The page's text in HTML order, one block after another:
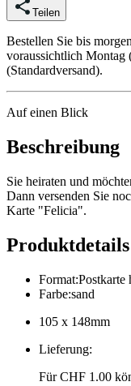
Teilen
Bestellen Sie bis
voraussichtlich Montag
(Standardversand).
Auf einen Blick
Beschreibung
Sie heiraten und
Dann versenden Sie
Karte "Felicia".
Produktdetails
Format:Postkarte
Farbe:sand
105 x 148mm
Lieferung:
Für CHF 1.00